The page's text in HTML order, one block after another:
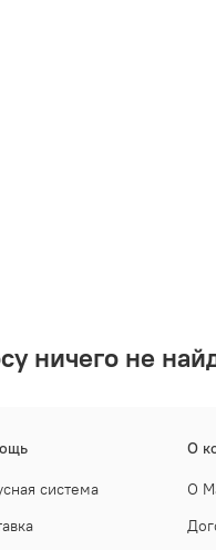
ничего не
система
О
О